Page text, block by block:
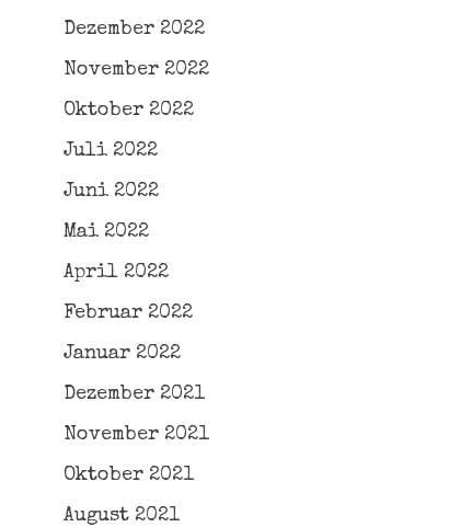
Dezember 2022
November 2022
Oktober 2022
Juli 2022
Juni 2022
Mai 2022
April 2022
Februar 2022
Januar 2022
Dezember 2021
November 2021
Oktober 2021
August 2021